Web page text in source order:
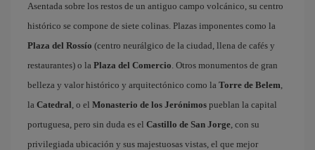
Asentada sobre los restos de un antiguo campo volcánico, su centro
histórico se compone de siete colinas. Plazas imponentes como la
Plaza del Rossío (centro neurálgico de la ciudad, llena de cafés y
restaurantes) o la Plaza del Comercio. Otros monumentos de gran
belleza y valor histórico y arquitectónico como la Torre de Belem,
la Catedral, o el Monasterio de los Jerónimos pueblan la capital
portuguesa, pero sin duda es el Castillo de San Jorge, con su
privilegiada ubicación y sus majestuosas vistas, el que mejor